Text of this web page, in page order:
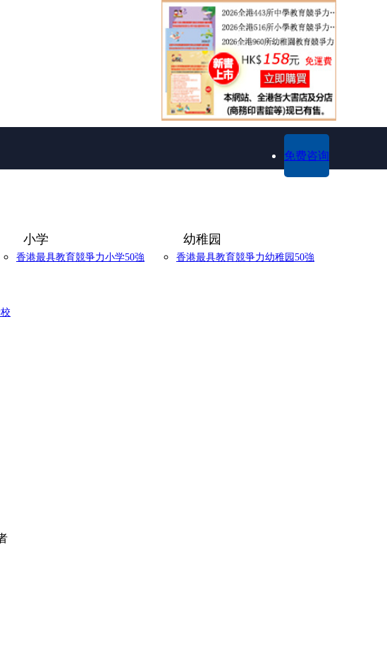
小学
香港最具教育競爭力小学50強
幼稚园
香港最具教育競爭力幼稚园50強
免费咨询